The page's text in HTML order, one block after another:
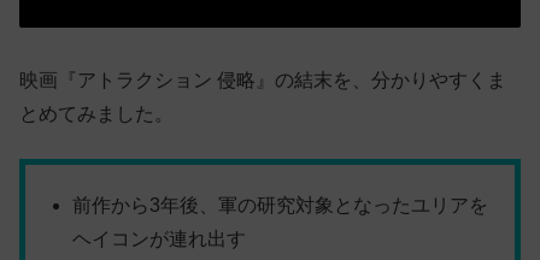
映画『アトラクション 侵略』の結末を、分かりやすくま
とめてみました。
前作から3年後、軍の研究対象となったユリアを
ヘイコンが連れ出す